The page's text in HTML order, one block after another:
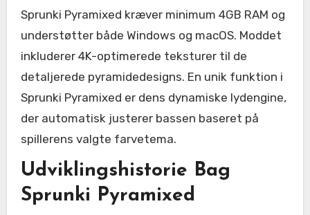
Sprunki Pyramixed kræver minimum 4GB RAM og
understøtter både Windows og macOS. Moddet
inkluderer 4K-optimerede teksturer til de
detaljerede pyramidedesigns. En unik funktion i
Sprunki Pyramixed er dens dynamiske lydengine,
der automatisk justerer bassen baseret på
spillerens valgte farvetema.
Udviklingshistorie Bag
Sprunki Pyramixed